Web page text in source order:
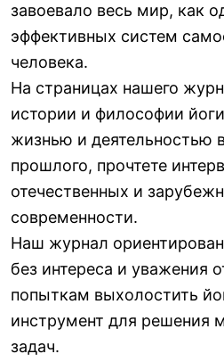
завоевало весь мир, как
эффективных систем
человека.
На страницах нашего
истории и философии
жизнью и деятельностью
прошлого, прочтете
отечественных и
современности.
Наш журнал
без интереса и уважения
попыткам выхолостить
инструмент для решения
задач.